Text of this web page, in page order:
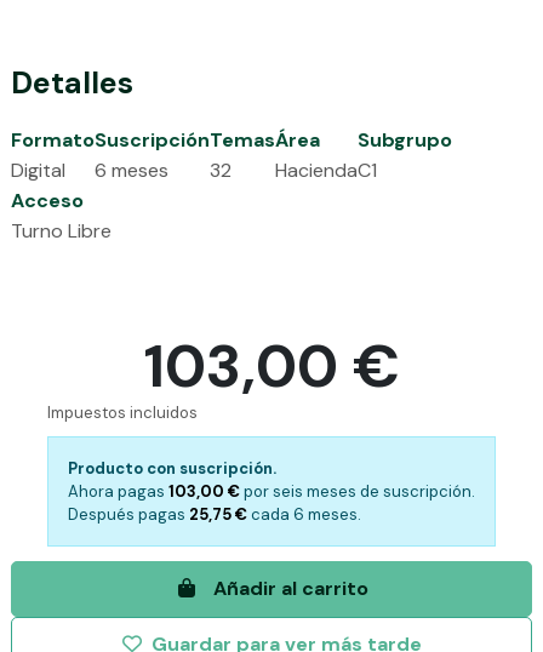
Detalles
Formato
Digital
Suscripción
6 meses
Temas
32
Área
Hacienda
Subgrupo
C1
Acceso
Turno Libre
103,00 €
Impuestos incluidos
Producto con suscripción.
Ahora pagas 103,00 €porseis meses de suscripción.
Después pagas 25,75 €cada 6 meses.
Añadir al carrito